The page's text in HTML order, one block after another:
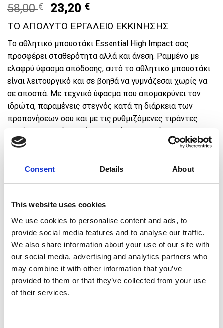
Consent Details About
This website uses cookies
We use cookies to personalise content and ads, to
provide social media features and to analyse our traffic.
We also share information about your use of our site with
our social media, advertising and analytics partners who
may combine it with other information that you’ve
provided to them or that they’ve collected from your use
of their services.
58,00€
Original
price
was:
58,00 €.
23,20 €Current
price
is:
23,20 €.
ΤΟ ΑΠΟΛΥΤΟ ΕΡΓΑΛΕΙΟ ΕΚΚΙΝΗΣΗΣ
Το αθλητικό μπουστάκι Essential High Impact σας
προσφέρει σταθερότητα αλλά και άνεση. Ραμμένο με
ελαφρύ ύφασμα απόδοσης, αυτό το αθλητικό μπουστάκι
είναι λειτουργικό και σε βοηθά να γυμνάζεσαι χωρίς να
σε αποσπά. Με τεχνικό ύφασμα που απομακρύνει τον
ιδρώτα, παραμένεις στεγνός κατά τη διάρκεια των
προπονήσεων σου και με τις ρυθμιζόμενες τιράντες
παρέχεται μεγάλη στήριξη καθώς και μεγάλη
κινητικότητα.
μεταφορικά 🚚
ΧΡΩΜΑ
COMBO OFFER: Επίλεξε 2 προϊόντα SQUATWOLF και